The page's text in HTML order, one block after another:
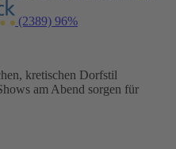
(2389) 96%
kretischen Dorfstil
am Abend sorgen für